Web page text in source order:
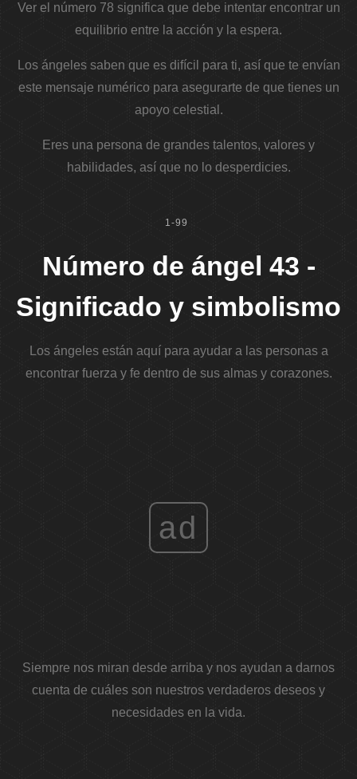
Ver el número 78 significa que debe intentar encontrar un
equilibrio entre la acción y la espera.
Los ángeles saben que es difícil para ti, así que te envían
este mensaje numérico para asegurarte de que tienes un
apoyo celestial.
Eres una persona de grandes talentos, valores y
habilidades, así que no lo desperdicies.
1-99
Número de ángel 43 -
Significado y simbolismo
Los ángeles están aquí para ayudar a las personas a
encontrar fuerza y ​​fe dentro de sus almas y corazones.
ad
Siempre nos miran desde arriba y nos ayudan a darnos
cuenta de cuáles son nuestros verdaderos deseos y
necesidades en la vida.